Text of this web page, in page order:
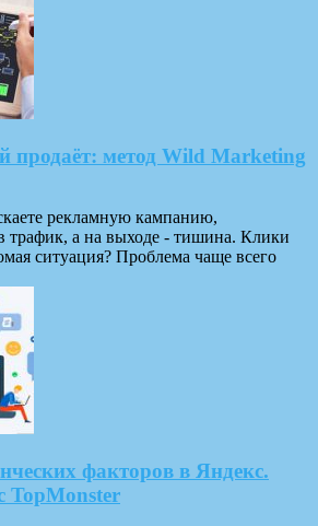
продаёт: метод Wild Marketing
рекламную кампанию,
трафик, а на выходе - тишина. Клики
ситуация? Проблема чаще всего
факторов в Яндекс.
TopMonster